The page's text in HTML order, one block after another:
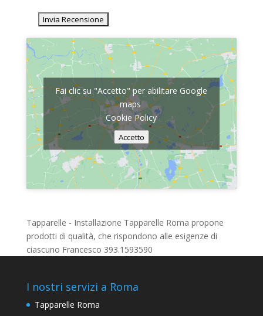
Fai clic su "Accetto" per abilitare Google
maps
Cookie Policy
Accetto
Tapparelle - Installazione Tapparelle Roma propone
prodotti di qualità, che rispondono alle esigenze di
ciascuno Francesco 393.1593590
I nostri servizi a Roma
Tapparelle Roma